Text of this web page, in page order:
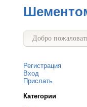
Добро
Регистрация
Вход
Прислать
Категории